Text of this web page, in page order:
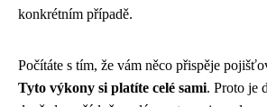
konkrétním případě.
Počítáte s tím, že vám něco přispěje
Tyto výkony si platíte celé sami. Proto je